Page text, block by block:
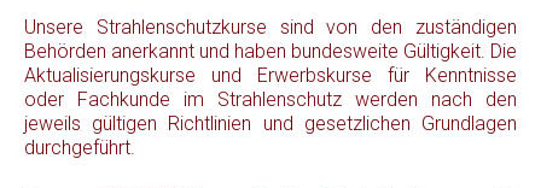
Unsere Strahlenschutzkurse sind von den zuständigen
Behörden anerkannt und haben bundesweite Gültigkeit. Die
Aktualisierungskurse und Erwerbskurse für Kenntnisse
oder Fachkunde im Strahlenschutz werden nach den
jeweils gültigen Richtlinien und gesetzlichen Grundlagen
durchgeführt.